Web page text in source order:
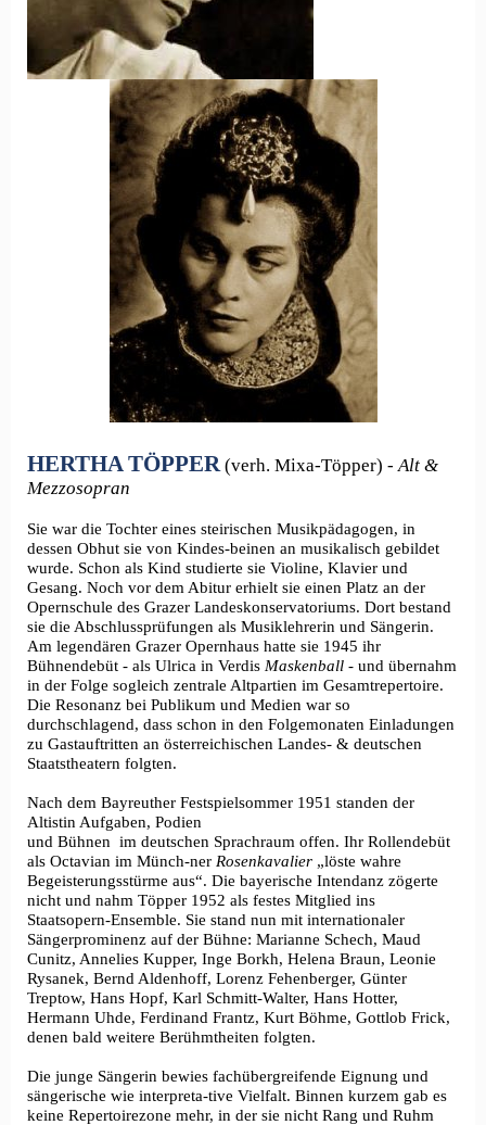
HERTHA TÖPPER (verh. Mixa-Töpper) -Alt &
Mezzosopran
Sie war die Tochter eines steirischen Musikpädagogen, in
dessen Obhut sie von Kindes-beinen an musikalisch gebildet
wurde. Schon als Kind studierte sie Violine, Klavier und
Gesang. Noch vor dem Abitur erhielt sie einen Platz an der
Opernschule des Grazer Landeskonservatoriums. Dort bestand
sie die Abschlussprüfungen als Musiklehrerin und Sängerin.
Am legendären Grazer Opernhaus hatte sie 1945 ihr
Bühnendebüt - als Ulrica in Verdis Maskenball - und übernahm
in der Folge sogleich zentrale Altpartien im Gesamtrepertoire.
Die Resonanz bei Publikum und Medien war so
durchschlagend, dass schon in den Folgemonaten Einladungen
zu Gastauftritten an österreichischen Landes- & deutschen
Staatstheatern folgten.
Nach dem Bayreuther Festspielsommer 1951 standen der
Altistin Aufgaben, Podien
und Bühnen im deutschen Sprachraum offen. Ihr Rollendebüt
als Octavian im Münch-ner Rosenkavalier „löste wahre
Begeisterungsstürme aus“. Die bayerische Intendanz zögerte
nicht und nahm Töpper 1952 als festes Mitglied ins
Staatsopern-Ensemble. Sie stand nun mit internationaler
Sängerprominenz auf der Bühne: Marianne Schech, Maud
Cunitz, Annelies Kupper, Inge Borkh, Helena Braun, Leonie
Rysanek, Bernd Aldenhoff, Lorenz Fehenberger, Günter
Treptow, Hans Hopf, Karl Schmitt-Walter, Hans Hotter,
Hermann Uhde, Ferdinand Frantz, Kurt Böhme, Gottlob Frick,
denen bald weitere Berühmtheiten folgten.
Die junge Sängerin bewies fachübergreifende Eignung und
sängerische wie interpreta-tive Vielfalt. Binnen kurzem gab es
keine Repertoirezone mehr, in der sie nicht Rang und Ruhm